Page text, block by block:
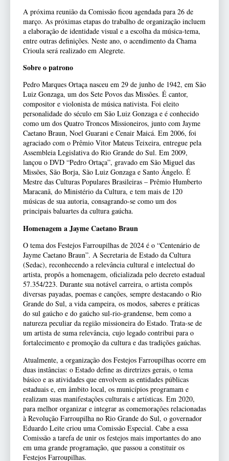
A próxima reunião da Comissão ficou agendada para 26 de
março. As próximas etapas do trabalho de organização incluem
a elaboração de identidade visual e a escolha da música-tema,
entre outras definições. Neste ano, o acendimento da Chama
Crioula será realizado em Alegrete.
Sobre o patrono
Pedro Marques Ortaça nasceu em 29 de junho de 1942, em São
Luiz Gonzaga, um dos Sete Povos das Missões. É cantor,
compositor e violonista de música nativista. Foi eleito
personalidade do século em São Luiz Gonzaga e é conhecido
como um dos Quatro Troncos Missioneiros, junto com Jayme
Caetano Braun, Noel Guarani e Cenair Maicá. Em 2006, foi
agraciado com o Prêmio Vitor Mateus Teixeira, entregue pela
Assembleia Legislativa do Rio Grande do Sul. Em 2009,
lançou o DVD “Pedro Ortaça”, gravado em São Miguel das
Missões, São Borja, São Luiz Gonzaga e Santo Ângelo. É
Mestre das Culturas Populares Brasileiras – Prêmio Humberto
Maracanã, do Ministério da Cultura, e tem mais de 120
músicas de sua autoria, consagrando-se como um dos
principais baluartes da cultura gaúcha.
Homenagem a Jayme Caetano Braun
O tema dos Festejos Farroupilhas de 2024 é o “Centenário de
Jayme Caetano Braun”. A Secretaria de Estado da Cultura
(Sedac), reconhecendo a relevância cultural e intelectual do
artista, propôs a homenagem, oficializada pelo decreto estadual
57.354/223. Durante sua notável carreira, o artista compôs
diversas payadas, poemas e canções, sempre destacando o Rio
Grande do Sul, a vida campeira, os modos, saberes e práticas
do sul gaúcho e do gaúcho sul-rio-grandense, bem como a
natureza peculiar da região missioneira do Estado. Trata-se de
um artista de suma relevância, cujo legado contribui para o
fortalecimento e promoção da cultura e das tradições gaúchas.
Atualmente, a organização dos Festejos Farroupilhas ocorre em
duas instâncias: o Estado define as diretrizes gerais, o tema
básico e as atividades que envolvem as entidades públicas
estaduais e, em âmbito local, os municípios programam e
realizam suas manifestações culturais e artísticas. Em 2020,
para melhor organizar e integrar as comemorações relacionadas
à Revolução Farroupilha no Rio Grande do Sul, o governador
Eduardo Leite criou uma Comissão Especial. Cabe a essa
Comissão a tarefa de unir os festejos mais importantes do ano
em uma grande programação, que passou a constituir os
Festejos Farroupilhas.